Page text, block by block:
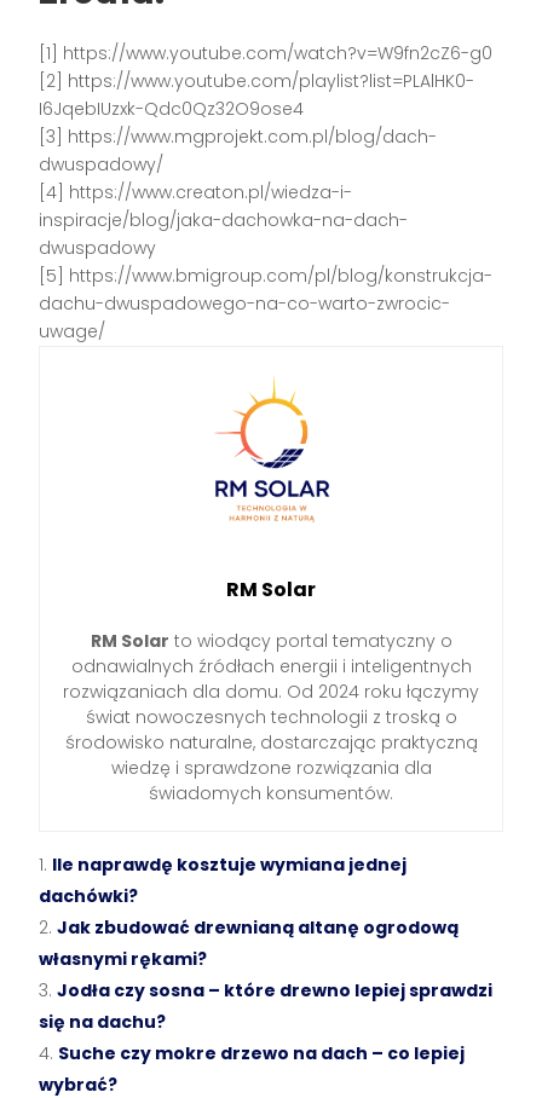
[1] https://www.youtube.com/watch?v=W9fn2cZ6-g0
[2] https://www.youtube.com/playlist?list=PLAlHK0-
I6JqebIUzxk-Qdc0Qz32O9ose4
[3] https://www.mgprojekt.com.pl/blog/dach-
dwuspadowy/
[4] https://www.creaton.pl/wiedza-i-
inspiracje/blog/jaka-dachowka-na-dach-
dwuspadowy
[5] https://www.bmigroup.com/pl/blog/konstrukcja-
dachu-dwuspadowego-na-co-warto-zwrocic-
uwage/
RM Solar
RM Solar to wiodący portal tematyczny o
odnawialnych źródłach energii i inteligentnych
rozwiązaniach dla domu. Od 2024 roku łączymy
świat nowoczesnych technologii z troską o
środowisko naturalne, dostarczając praktyczną
wiedzę i sprawdzone rozwiązania dla
świadomych konsumentów.
Ile naprawdę kosztuje wymiana jednej
dachówki?
Jak zbudować drewnianą altanę ogrodową
własnymi rękami?
Jodła czy sosna – które drewno lepiej sprawdzi
się na dachu?
Suche czy mokre drzewo na dach – co lepiej
wybrać?